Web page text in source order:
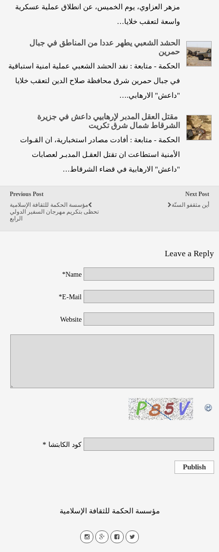
مزهر العزاوي، يوم الخميس، عن انطلاق عملية عسكرية
واسعة لتعقب خلايا…
الحشد الشعبي يطهر عددا من المناطق في جبال
حمرين
الحكمة - متابعة : نفد الحشد الشعبي عملية امنية استباقية
في جبال حمرين شرق محافظة صلاح الدين لتعقب خلايا
"داعش" الارهابي.…
مقتل العقل المدبر لإرهابيي داعش في جزيرة
الشرقاط شمال شرق تكريت
الحكمة - متابعة : أفادت مصادر استخبارية، ان القـوات
الأمنية استطاعت ان تقتل العقـل المدبـر لعصابات
"داعش" الارهابية في قضاء الشرقاط…
Previous Post
مؤسسة الحكمة للثقافة الإسلامية
تحظى بتكريم مهرجان السفير الدولي
الرابع
Next Post
أين مثقفو السنّة
Leave a Reply
Name*
E-Mail*
Website
كود الكابتشا *
Publish
مؤسسة الحكمة للثقافة الإسلامية